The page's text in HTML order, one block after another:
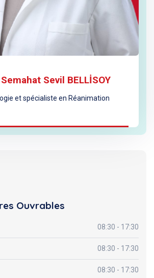
Sevil BELLİSOY
et spécialiste en Réanimation
Ouvrables
08:30 - 17:30
08:30 - 17:30
08:30 - 17:30